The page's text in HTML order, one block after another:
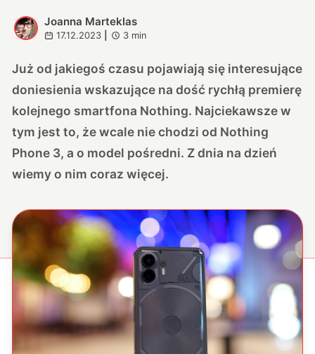
J
Joanna Marteklas
17.12.2023 3 min
Już od jakiegoś czasu pojawiają się interesujące
doniesienia wskazujące na dość rychłą premierę
kolejnego smartfona Nothing. Najciekawsze w
tym jest to, że wcale nie chodzi od Nothing
Phone 3, a o model pośredni. Z dnia na dzień
wiemy o nim coraz więcej.